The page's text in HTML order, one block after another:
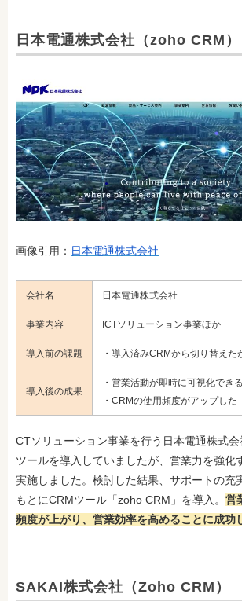
日本電通株式会社（zoho CRM）
画像引用： 日本電通株式会社
会社名 日本電通株式会社
事業内容 ICTソリューション事業ほか
導入前の課題 ・導入済みCRMから切り替えた
導入後の成果
・営業活動が即時に可視化でき
・CRMの使用頻度がアップした
CTソリューション事業を行う日本電通株式
ツールを導入していましたが、営業力を強化
実施しました。検討した結果、サポートの充
もとにCRMツール「zoho CRM」を導入。 営
頻度が上がり、営業効率を高めることに成功
SAKAI株式会社（Zoho CRM）